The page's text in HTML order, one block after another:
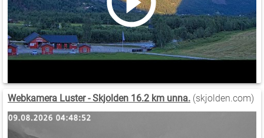
Webkamera Luster - Skjolden 16.2 km unna. (skjolden.com)